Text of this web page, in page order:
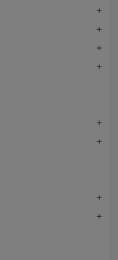
add
add
add
add
add
add
add
add